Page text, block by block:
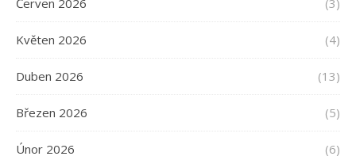
Červen 2026 (3)
Květen 2026 (4)
Duben 2026 (13)
Březen 2026 (5)
Únor 2026 (6)